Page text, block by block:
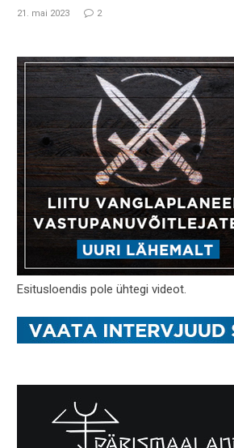
21. mai 2023 2
Esitusloendis pole ühtegi videot.